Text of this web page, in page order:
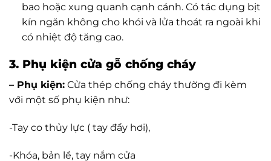
bao hoặc xung quanh cạnh cánh. Có tác dụng bịt
kín ngăn không cho khói và lửa thoát ra ngoài khi
có nhiệt độ tăng cao.
3. Phụ kiện cửa gỗ chống cháy
– Phụ kiện: Cửa thép chống cháy thường đi kèm
với một số phụ kiện như:
-Tay co thủy lực ( tay đẩy hơi),
-Khóa, bản lề, tay nắm cửa